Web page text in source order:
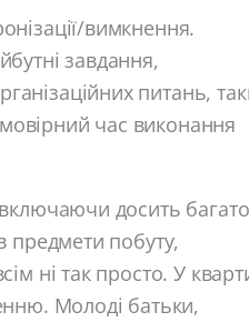
вимкнення.
завдання,
питань,
час виконання
досить багато
предмети побуту,
ні так просто. У
Молоді батьки,